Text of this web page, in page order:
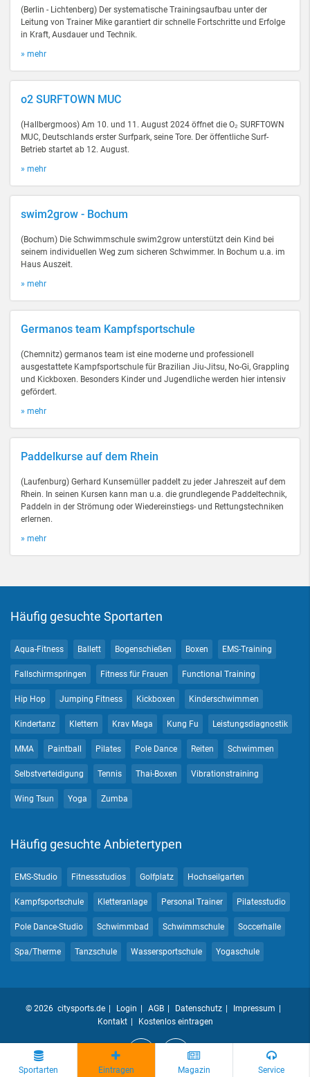
(Berlin - Lichtenberg) Der systematische Trainingsaufbau unter der
Leitung von Trainer Mike garantiert dir schnelle Fortschritte und Erfolge
in Kraft, Ausdauer und Technik.
» mehr
o2 SURFTOWN MUC
(Hallbergmoos) Am 10. und 11. August 2024 öffnet die O₂ SURFTOWN
MUC, Deutschlands erster Surfpark, seine Tore. Der öffentliche Surf-
Betrieb startet ab 12. August.
» mehr
swim2grow - Bochum
(Bochum) Die Schwimmschule swim2grow unterstützt dein Kind bei
seinem individuellen Weg zum sicheren Schwimmer. In Bochum u.a. im
Haus Auszeit.
» mehr
Germanos team Kampfsportschule
(Chemnitz) germanos team ist eine moderne und professionell
ausgestattete Kampfsportschule für Brazilian Jiu-Jitsu, No-Gi, Grappling
und Kickboxen. Besonders Kinder und Jugendliche werden hier intensiv
gefördert.
» mehr
Paddelkurse auf dem Rhein
(Laufenburg) Gerhard Kunsemüller paddelt zu jeder Jahreszeit auf dem
Rhein. In seinen Kursen kann man u.a. die grundlegende Paddeltechnik,
Paddeln in der Strömung oder Wiedereinstiegs- und Rettungstechniken
erlernen.
» mehr
Häufig gesuchte Sportarten
Aqua-Fitness Ballett Bogenschießen Boxen EMS-Training
Fallschirmspringen Fitness für Frauen Functional Training
Hip Hop Jumping Fitness Kickboxen Kinderschwimmen
Kindertanz Klettern Krav Maga Kung Fu Leistungsdiagnostik
MMA Paintball Pilates Pole Dance Reiten Schwimmen
Selbstverteidigung Tennis Thai-Boxen Vibrationstraining
Wing Tsun Yoga Zumba
Häufig gesuchte Anbietertypen
EMS-Studio Fitnessstudios Golfplatz Hochseilgarten
Kampfsportschule Kletteranlage Personal Trainer Pilatesstudio
Pole Dance-Studio Schwimmbad Schwimmschule Soccerhalle
Spa/Therme Tanzschule Wassersportschule Yogaschule
© 2026 citysports.de Login AGB Datenschutz
Impressum
Kontakt
Kostenlos eintragen
Sportarten Eintragen Magazin Service